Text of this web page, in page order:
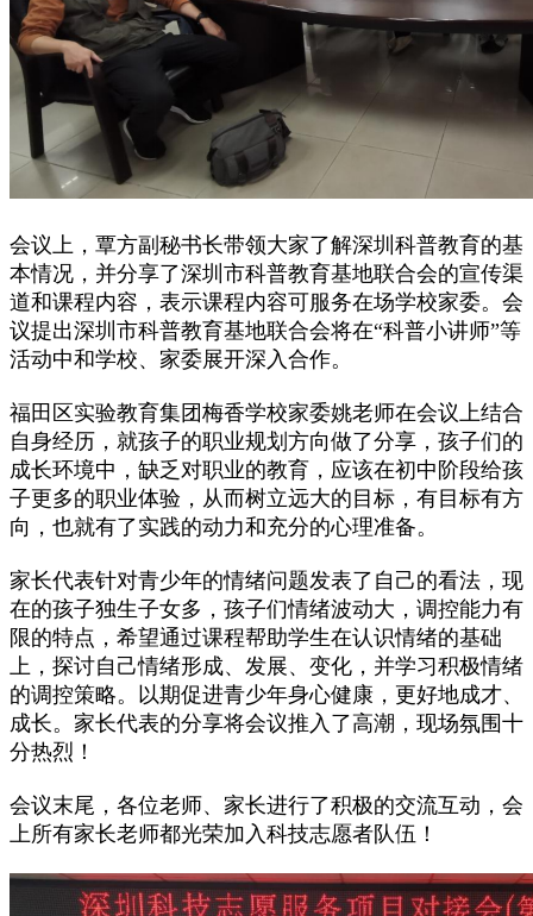
会议上，覃方副秘书长带领大家了解深圳科普教育的基
本情况，并分享了深圳市科普教育基地联合会的宣传渠
道和课程内容，表示课程内容可服务在场学校家委。会
议提出深圳市科普教育基地联合会将在“科普小讲师”等
活动中和学校、家委展开深入合作。
福田区实验教育集团梅香学校家委姚老师在会议上结合
自身经历，就孩子的职业规划方向做了分享，孩子们的
成长环境中，缺乏对职业的教育，应该在初中阶段给孩
子更多的职业体验，从而树立远大的目标，有目标有方
向，也就有了实践的动力和充分的心理准备。
家长代表针对青少年的情绪问题发表了自己的看法，现
在的孩子独生子女多，孩子们情绪波动大，调控能力有
限的特点，希望通过课程帮助学生在认识情绪的基础
上，探讨自己情绪形成、发展、变化，并学习积极情绪
的调控策略。以期促进青少年身心健康，更好地成才、
成长。家长代表的分享将会议推入了高潮，现场氛围十
分热烈！
会议末尾，各位老师、家长进行了积极的交流互动，会
上所有家长老师都光荣加入科技志愿者队伍！